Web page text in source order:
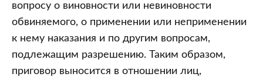
вопросу о виновности или невиновности
обвиняемого, о применении или неприменении
к нему наказания и по другим вопросам,
подлежащим разрешению. Таким образом,
приговор выносится в отношении лиц,